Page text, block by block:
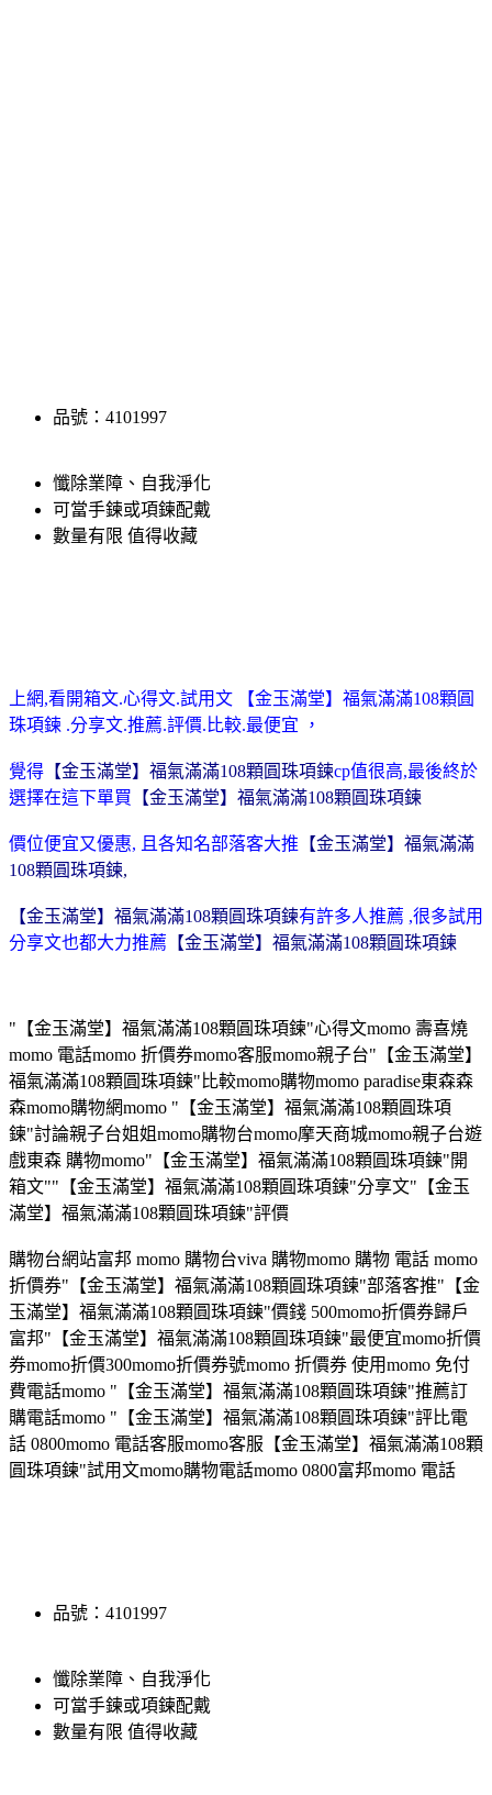
品號：4101997
懺除業障、自我淨化
可當手鍊或項鍊配戴
數量有限 值得收藏
上網,看開箱文.心得文.試用文 【金玉滿堂】福氣滿滿108顆圓
珠項鍊 .分享文.推薦.評價.比較.最便宜 ，
覺得 【金玉滿堂】福氣滿滿108顆圓珠項鍊cp值很高,最後終於
選擇在這下單買 【金玉滿堂】福氣滿滿108顆圓珠項鍊
價位便宜又優惠, 且各知名部落客大推 【金玉滿堂】福氣滿滿
108顆圓珠項鍊,
【金玉滿堂】福氣滿滿108顆圓珠項鍊有許多人推薦 ,很多試用
分享文也都大力推薦 【金玉滿堂】福氣滿滿108顆圓珠項鍊
"【金玉滿堂】福氣滿滿108顆圓珠項鍊"心得文momo 壽喜燒
momo 電話momo 折價券momo客服momo親子台"【金玉滿堂】
福氣滿滿108顆圓珠項鍊"比較momo購物momo paradise東森森
森momo購物網momo "【金玉滿堂】福氣滿滿108顆圓珠項
鍊"討論親子台姐姐momo購物台momo摩天商城momo親子台遊
戲東森 購物momo"【金玉滿堂】福氣滿滿108顆圓珠項鍊"開
箱文""【金玉滿堂】福氣滿滿108顆圓珠項鍊"分享文"【金玉
滿堂】福氣滿滿108顆圓珠項鍊"評價
購物台網站富邦 momo 購物台viva 購物momo 購物 電話 momo
折價券"【金玉滿堂】福氣滿滿108顆圓珠項鍊"部落客推"【金
玉滿堂】福氣滿滿108顆圓珠項鍊"價錢 500momo折價券歸戶
富邦"【金玉滿堂】福氣滿滿108顆圓珠項鍊"最便宜momo折價
券momo折價300momo折價券號momo 折價券 使用momo 免付
費電話momo "【金玉滿堂】福氣滿滿108顆圓珠項鍊"推薦訂
購電話momo "【金玉滿堂】福氣滿滿108顆圓珠項鍊"評比電
話 0800momo 電話客服momo客服【金玉滿堂】福氣滿滿108顆
圓珠項鍊"試用文momo購物電話momo 0800富邦momo 電話
品號：4101997
懺除業障、自我淨化
可當手鍊或項鍊配戴
數量有限 值得收藏